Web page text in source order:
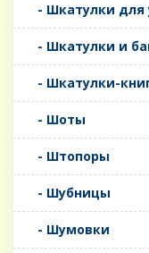
- Шкатулки для
- Шкатулки и
- Шкатулки-
- Шоты
- Штопоры
- Шубницы
- Шумовки